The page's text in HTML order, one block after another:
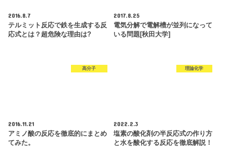
2016.8.7
テルミット反応で鉄を生成する反
応式とは？超危険な理由は?
2017.8.25
電気分解で電解槽が並列になって
いる問題[秋田大学]
高分子
2016.11.21
アミノ酸の反応を徹底的にまとめ
てみた。
理論化学
2022.2.3
塩素の酸化剤の半反応式の作り方
と水を酸化する反応を徹底解説！